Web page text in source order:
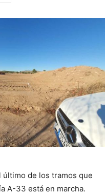
último de los tramos que
A-33 está en marcha.